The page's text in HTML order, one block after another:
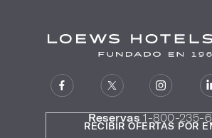
Reservas 1-800-235-
RECIBIR OFERTAS POR